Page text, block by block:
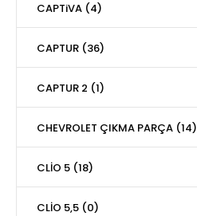
CAPTiVA (4)
CAPTUR (36)
CAPTUR 2 (1)
CHEVROLET ÇIKMA PARÇA (14)
CLİO 5 (18)
CLİO 5,5 (0)